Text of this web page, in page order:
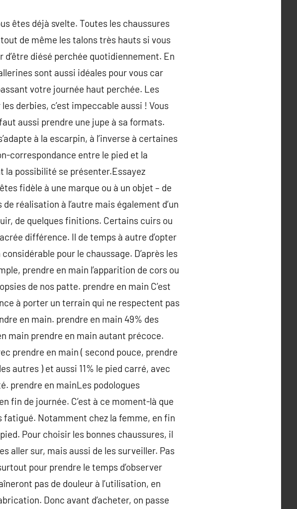
êtes déjà svelte. Toutes les chaussures
de même les talons très hauts si vous
d’être diésé perchée quotidiennement. En
sont aussi idéales pour vous car
votre journée haut perchée. Les
derbies, c’est impeccable aussi ! Vous
aussi prendre une jupe à sa formats.
à la escarpin, à l’inverse à certaines
correspondance entre le pied et la
la possibilité se présenter.Essayez
fidèle à une marque ou à un objet – de
réalisation à l’autre mais également d’un
de quelques finitions. Certains cuirs ou
différence. Il de temps à autre d’opter
pour le chaussage. D’après les
prendre en main l’apparition de cors ou
de nos patte. prendre en main C’est
à porter un terrain qui ne respectent pas
en main. prendre en main 49% des
main prendre en main autant précoce.
prendre en main ( second pouce, prendre
autres ) et aussi 11% le pied carré, avec
prendre en mainLes podologues
fin de journée. C’est à ce moment-là que
fatigué. Notamment chez la femme, en fin
Pour choisir les bonnes chaussures, il
aller sur, mais aussi de les surveiller. Pas
pour prendre le temps d’observer
pas de douleur à l’utilisation, en
Donc avant d’acheter, on passe